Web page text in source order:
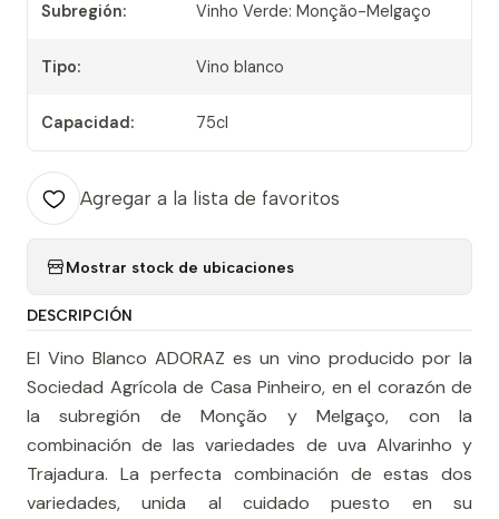
Subregión: Vinho Verde: Monção-Melgaço
Tipo: Vino blanco
Capacidad: 75cl
Agregar a la lista de favoritos
Mostrar stock de ubicaciones
DESCRIPCIÓN
El Vino Blanco ADORAZ es un vino producido por la
Sociedad Agrícola de Casa Pinheiro, en el corazón de
la subregión de Monção y Melgaço, con la
combinación de las variedades de uva Alvarinho y
Trajadura. La perfecta combinación de estas dos
variedades, unida al cuidado puesto en su